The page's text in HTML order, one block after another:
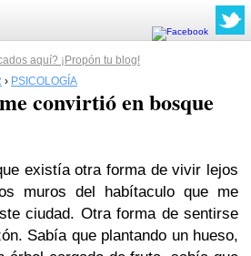
aquí? ¡Propón tu blog!
› PSICOLOGÍA
convirtió en bosque
existía otra forma de vivir lejos
muros del habítaculo que me
ciudad. Otra forma de sentirse
Sabía que plantando un hueso,